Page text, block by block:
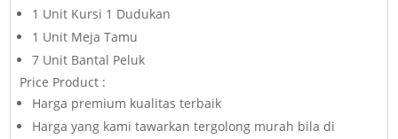
1 Unit Kursi 1 Dudukan
1 Unit Meja Tamu
7 Unit Bantal Peluk
Price Product :
Harga premium kualitas terbaik
Harga yang kami tawarkan tergolong murah bila di